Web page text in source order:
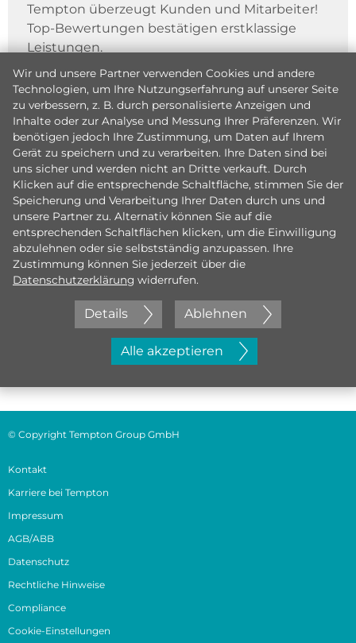
Tempton überzeugt Kunden und Mitarbeiter!
Top-Bewertungen bestätigen erstklassige
Leistungen.
Jetzt initiativ bewerben
Wir und unsere Partner verwenden Cookies und andere
Technologien, um Ihre Nutzungserfahrung auf unserer Seite
zu verbessern, z. B. durch personalisierte Anzeigen und
Inhalte oder zur Analyse und Messung Ihrer Präferenzen. Wir
benötigen jedoch Ihre Zustimmung, um Daten auf Ihrem
Gerät zu speichern und zu verarbeiten. Ihre Daten sind bei
uns sicher und werden nicht an Dritte verkauft. Durch
Klicken auf die entsprechende Schaltfläche, stimmen Sie der
Speicherung und Verarbeitung Ihrer Daten durch uns und
unsere Partner zu. Alternativ können Sie auf die
entsprechenden Schaltflächen klicken, um die Einwilligung
abzulehnen oder sie selbstständig anzupassen. Ihre
Zustimmung können Sie jederzeit über die
Datenschutzerklärung widerrufen.
Details Ablehnen
Alle akzeptieren
© Copyright Tempton Group GmbH
Kontakt
Karriere bei Tempton
Impressum
AGB/ABB
Datenschutz
Rechtliche Hinweise
Compliance
Cookie-Einstellungen